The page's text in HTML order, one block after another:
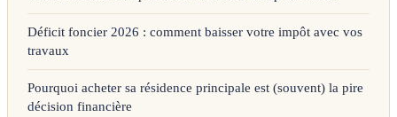
Déficit foncier 2026 : comment baisser votre impôt avec vos
travaux
Pourquoi acheter sa résidence principale est (souvent) la pire
décision financière